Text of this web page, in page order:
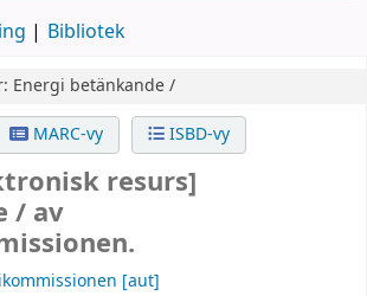
Bibliotek
Energi betänkande /
MARC-vy ISBD-vy
resurs]
/ av
[aut]